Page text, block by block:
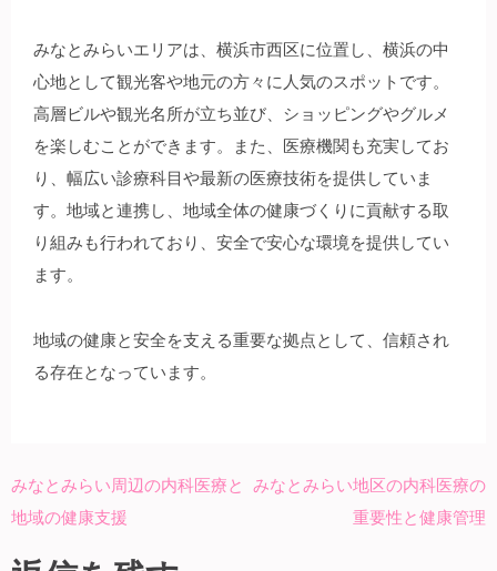
みなとみらいエリアは、横浜市西区に位置し、横浜の中
心地として観光客や地元の方々に人気のスポットです。
高層ビルや観光名所が立ち並び、ショッピングやグルメ
を楽しむことができます。また、医療機関も充実してお
り、幅広い診療科目や最新の医療技術を提供していま
す。地域と連携し、地域全体の健康づくりに貢献する取
り組みも行われており、安全で安心な環境を提供してい
ます。
地域の健康と安全を支える重要な拠点として、信頼され
る存在となっています。
投
みなとみらい周辺の内科医療と
地域の健康支援
みなとみらい地区の内科医療の
重要性と健康管理